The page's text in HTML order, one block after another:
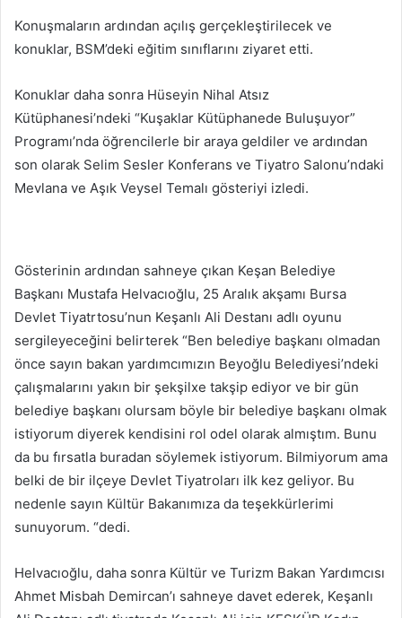
Konuşmaların ardından açılış gerçekleştirilecek ve
konuklar, BSM’deki eğitim sınıflarını ziyaret etti.
Konuklar daha sonra Hüseyin Nihal Atsız
Kütüphanesi’ndeki “Kuşaklar Kütüphanede Buluşuyor”
Programı’nda öğrencilerle bir araya geldiler ve ardından
son olarak Selim Sesler Konferans ve Tiyatro Salonu’ndaki
Mevlana ve Aşık Veysel Temalı gösteriyi izledi.
Gösterinin ardından sahneye çıkan Keşan Belediye
Başkanı Mustafa Helvacıoğlu, 25 Aralık akşamı Bursa
Devlet Tiyatrtosu’nun Keşanlı Ali Destanı adlı oyunu
sergileyeceğini belirterek “Ben belediye başkanı olmadan
önce sayın bakan yardımcımızın Beyoğlu Belediyesi’ndeki
çalışmalarını yakın bir şekşilxe takşip ediyor ve bir gün
belediye başkanı olursam böyle bir belediye başkanı olmak
istiyorum diyerek kendisini rol odel olarak almıştım. Bunu
da bu fırsatla buradan söylemek istiyorum. Bilmiyorum ama
belki de bir ilçeye Devlet Tiyatroları ilk kez geliyor. Bu
nedenle sayın Kültür Bakanımıza da teşekkürlerimi
sunuyorum. “dedi.
Helvacıoğlu, daha sonra Kültür ve Turizm Bakan Yardımcısı
Ahmet Misbah Demircan’ı sahneye davet ederek, Keşanlı